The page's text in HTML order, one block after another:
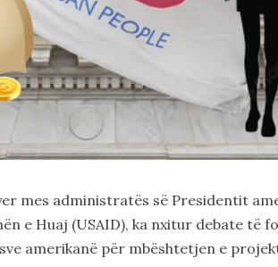
mes administratës së Presidentit
e Huaj (USAID), ka nxitur debate të
amerikanë për mbështetjen e